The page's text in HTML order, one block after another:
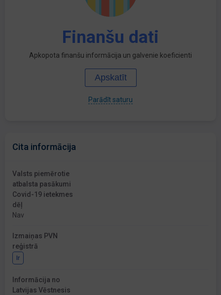
Finanšu dati
Apkopota finanšu informācija un galvenie koeficienti
Apskatīt
Parādīt saturu
Cita informācija
Valsts piemērotie
atbalsta pasākumi
Covid-19 ietekmes
dēļ
Nav
Izmaiņas PVN
reģistrā
Ir
Informācija no
Latvijas Vēstnesis